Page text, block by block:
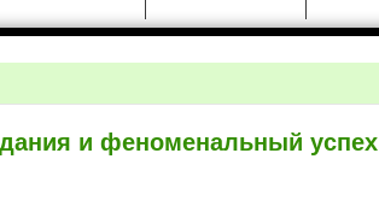
и феноменальный успех